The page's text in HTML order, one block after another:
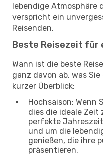
lebendige Atmosphäre
verspricht ein
Reisenden.
Beste Reisezeit für
Wann ist die beste
ganz davon ab, was
kurzer Überblick:
Hochsaison: Wenn
dies die ideale Zeit
perfekte
und um die
genießen, die ihre
präsentieren.